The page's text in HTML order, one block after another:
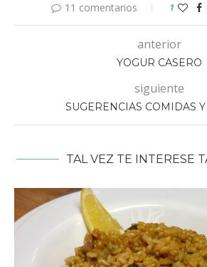
11 comentarios 1
anterior
YOGUR CASERO
siguiente
SUGERENCIAS COMIDAS
TAL VEZ TE INTERESE